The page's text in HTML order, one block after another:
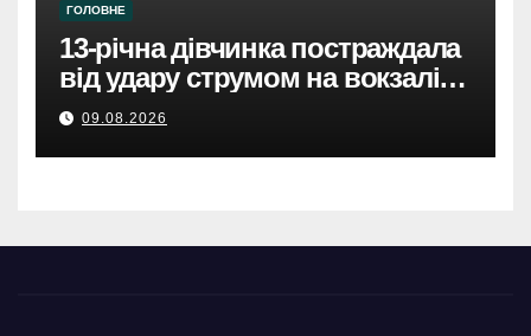
ГОЛОВНЕ
13-річна дівчинка постраждала
від удару струмом на вокзалі в
Броварах.
09.08.2026